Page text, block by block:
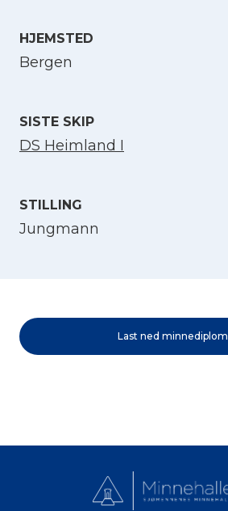
HJEMSTED
Bergen
SISTE SKIP
DS Heimland I
STILLING
Jungmann
Last ned minnediplom
Norsk bokmål